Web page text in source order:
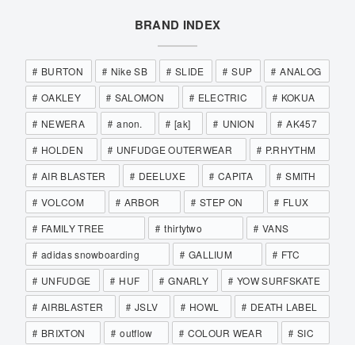
BRAND INDEX
BURTON Nike SB SLIDE SUP
ANALOG
OAKLEY
SALOMON ELECTRIC
KOKUA
NEWERA
anon. [ak] UNION
AK457
HOLDEN
UNFUDGE OUTERWEAR
P.RHYTHM
AIR BLASTER
DEELUXE CAPITA
SMITH
VOLCOM
ARBOR STEP ON
FLUX
FAMILY TREE
thirtytwo
VANS
adidas snowboarding
GALLIUM
FTC
UNFUDGE
HUF GNARLY
YOW SURFSKATE
AIRBLASTER
JSLV HOWL
DEATH LABEL
BRIXTON
outflow COLOUR WEAR
SIC